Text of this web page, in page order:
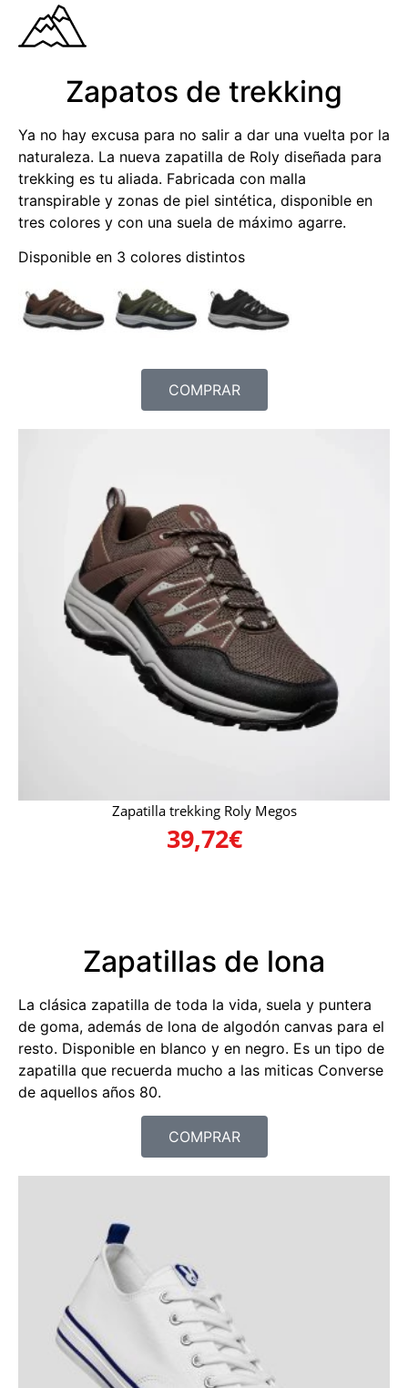
Zapatos de trekking
Ya no hay excusa para no salir a dar una vuelta por la
naturaleza. La nueva zapatilla de Roly diseñada para
trekking es tu aliada. Fabricada con malla
transpirable y zonas de piel sintética, disponible en
tres colores y con una suela de máximo agarre.
Disponible en 3 colores distintos
COMPRAR
Zapatilla trekking Roly Megos
39,72€
Zapatillas de lona
La clásica zapatilla de toda la vida, suela y puntera
de goma, además de lona de algodón canvas para el
resto. Disponible en blanco y en negro. Es un tipo de
zapatilla que recuerda mucho a las miticas Converse
de aquellos años 80.
COMPRAR